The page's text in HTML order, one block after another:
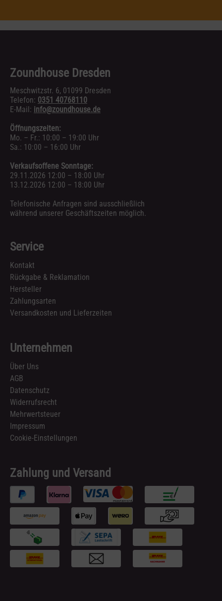
Zoundhouse Dresden
Meschwitzstr. 6, 01099 Dresden
Telefon: 0351 40768110
E-Mail: info@zoundhouse.de
Öffnungszeiten:
Mo. – Fr.: 10:00 – 19:00 Uhr
Sa.: 10:00 – 16:00 Uhr
Verkaufsoffene Sonntage:
29.11.2026 12:00 – 18:00 Uhr
13.12.2026 12:00 – 18:00 Uhr
Telefonische Anfragen sind ausschließlich
während unserer Geschäftszeiten möglich.
Service
Kontakt
Rückgabe & Reklamation
Hersteller
Zahlungsarten
Versandkosten und Lieferzeiten
Unternehmen
Über Uns
AGB
Datenschutz
Widerrufsrecht
Mehrwertsteuer
Impressum
Cookie-Einstellungen
Zahlung und Versand